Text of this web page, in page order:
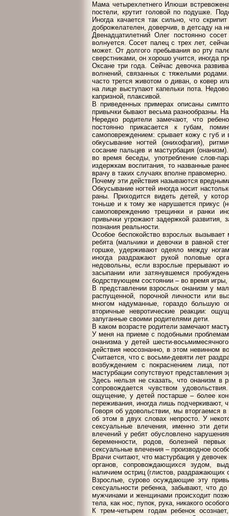
Мама четырехлетнего Илюши
постели, крутит головой по подушке.
Иногда качается так сильно, что
доброжелателен, доверчив, в детсаду на
Двенадцатилетний Олег постоянно
волнуется. Сосет палец с трех лет,
может. От долгого пребывания во рту
сверстниками, он хорошо учится, иногда
Оксане три года. Сейчас девочка
волнений, связанных с тяжелыми
часто трется животом о диван, о ковер
на лице выступают капельки пота.
капризной, плаксивой.
В приведенных примерах описаны
привычки бывают весьма разнообразны.
Нередко родители замечают, что
постоянно прикасается к губам,
самоповреждением: срывает кожу с губ
обкусывание ногтей (онихофагия),
сосание пальцев и мастурбация
во время беседы, употребление слов-
издержкам воспитания, то названные
врачу в таких случаях вполне правомерно.
Почему эти действия называются
Обкусывание ногтей иногда носит
раны. Приходится видеть детей, у
тоньше и к тому же нарушается прикус
самоповреждению трещинки и ранки
привычки угрожают задержкой развития,
познания реальности.
Особое беспокойство взрослых
ребята (мальчики и девочки в равной
горшке, удерживают одеяло между
иногда раздражают рукой половые
недовольны, если взрослые прерывают
засыпании или затянувшемся
бодрствующем состоянии – во время
В представлении взрослых онанизм у
распущенной, порочной личности или
многом надуманные, гораздо большую
вторичные невротические реакции:
запуганные своими родителями дети.
В каком возрасте родители замечают
У меня на приеме с подобными
онанизма у детей шести-
действия неосознанно, в этом невинном
Считается, что с восьми-девяти лет
возбуждением с покраснением лица,
мастурбации сопутствуют представления
Здесь нельзя не сказать, что онанизм в
сопровождается чувством
ощущение, у детей постарше – более
переживания, иногда лишь подчеркивают,
Говоря об удовольствии, мы вторгаемся
об этом в двух словах непросто. У
сексуальные влечения, именно эти
влечений у ребят обусловлено
беременности, родов, болезней
сексуальные влечения – производное
Врачи считают, что мастурбация у
органов, сопровождающихся зудом,
наличием остриц (глистов, раздражающих
Взрослые, сурово осуждающие эту
сексуальности ребенка, забывают, что
мужчинами и женщинами происходит
тела, как нос, пупок, рука, никакого
К трем-четырем годам ребенок